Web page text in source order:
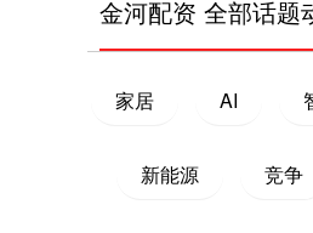
金河配资 全部话题
家居 AI
新能源 竞争